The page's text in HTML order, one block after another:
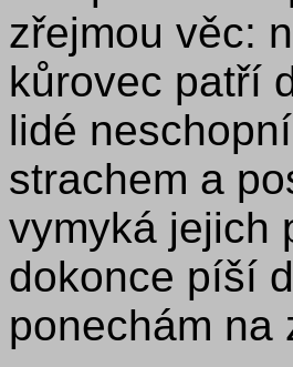
zřejmou věc:
kůrovec patří
lidé
strachem a
vymyká jejich
dokonce píší
ponechám na